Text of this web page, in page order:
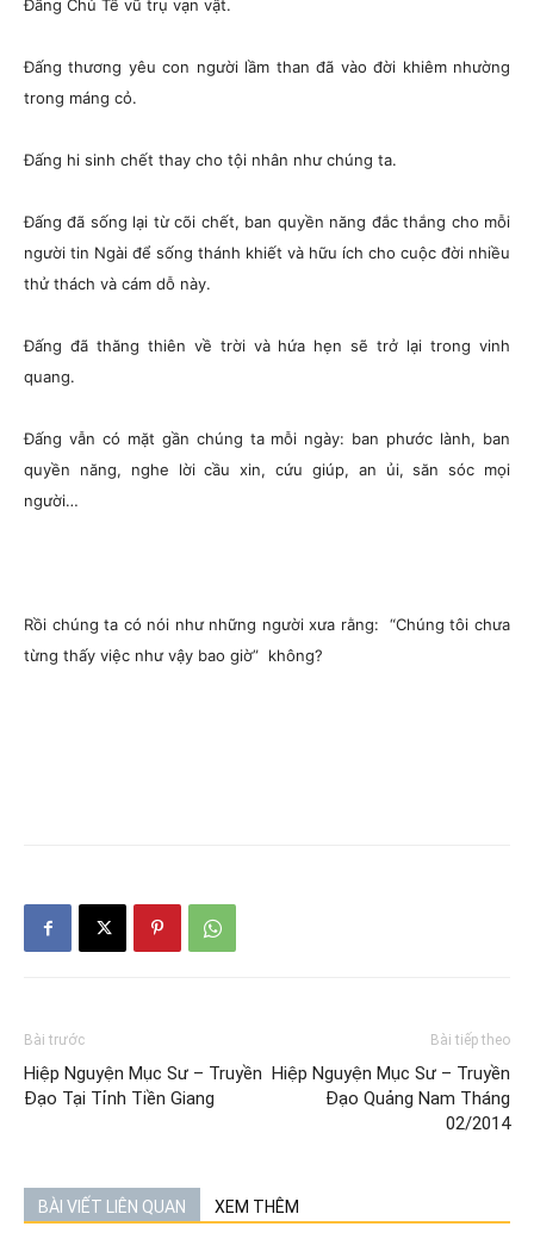
Đấng Chủ Tể vũ trụ vạn vật.
Đấng thương yêu con người lầm than đã vào đời khiêm nhường
trong máng cỏ.
Đấng hi sinh chết thay cho tội nhân như chúng ta.
Đấng đã sống lại từ cõi chết, ban quyền năng đắc thắng cho mỗi
người tin Ngài để sống thánh khiết và hữu ích cho cuộc đời nhiều
thử thách và cám dỗ này.
Đấng đã thăng thiên về trời và hứa hẹn sẽ trở lại trong vinh
quang.
Đấng vẫn có mặt gần chúng ta mỗi ngày: ban phước lành, ban
quyền năng, nghe lời cầu xin, cứu giúp, an ủi, săn sóc mọi
người…
Rồi chúng ta có nói như những người xưa rằng: “Chúng tôi chưa
từng thấy việc như vậy bao giờ” không?
Bài trước
Hiệp Nguyện Mục Sư – Truyền
Đạo Tại Tỉnh Tiền Giang
Bài tiếp theo
Hiệp Nguyện Mục Sư – Truyền
Đạo Quảng Nam Tháng
02/2014
BÀI VIẾT LIÊN QUAN XEM THÊM